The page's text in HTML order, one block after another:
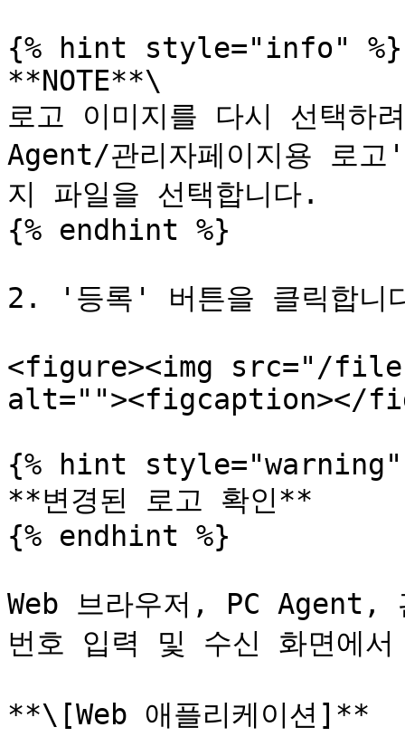
{% hint style="info" %}
**NOTE**\
로고 이미지를 다시 선택하
Agent/관리자페이지용 로
지 파일을 선택합니다.
{% endhint %}
2. '등록' 버튼을 클릭합니
<figure><img src="/files/
alt=""><figcaption></
{% hint style="warning"
**변경된 로고 확인**
{% endhint %}
Web 브라우저, PC Agent,
번호 입력 및 수신 화면에
**\[Web 애플리케이션]**